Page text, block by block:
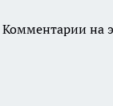
Комментарии на